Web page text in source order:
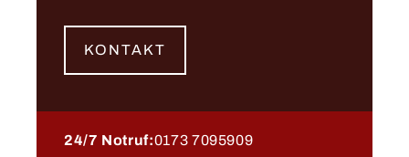
KONTAKT
24/7 Notruf:0173 7095909